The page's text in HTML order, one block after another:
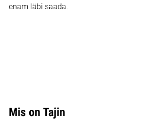
enam läbi saada.
Mis on Tajin